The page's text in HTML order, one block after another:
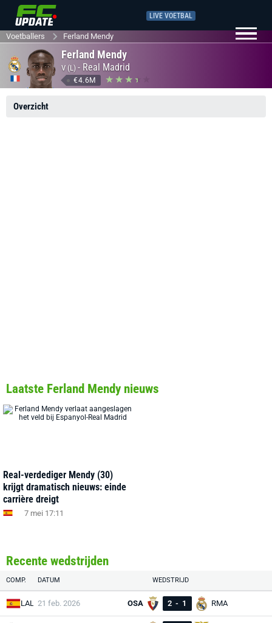
LIVE VOETBAL
Voetballers Ferland Mendy
Ferland Mendy
V (L) - Real Madrid
€4.6M
Overzicht
Laatste Ferland Mendy nieuws
Real-verdediger Mendy (30)
krijgt dramatisch nieuws: einde
carrière dreigt
7 mei 17:11
Recente wedstrijden
COMP. DATUM WEDSTRIJD
LAL 21 feb. 2026 OSA 2 - 1 RMA